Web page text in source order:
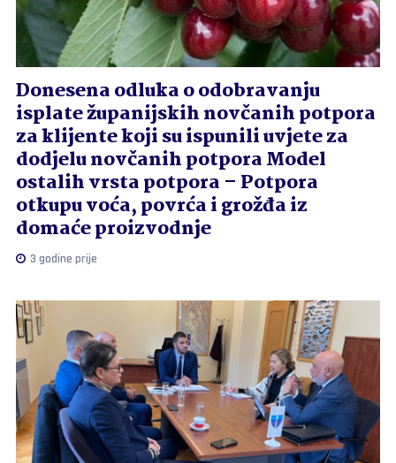
Donesena odluka o odobravanju
isplate županijskih novčanih potpora
za klijente koji su ispunili uvjete za
dodjelu novčanih potpora Model
ostalih vrsta potpora – Potpora
otkupu voća, povrća i grožđa iz
domaće proizvodnje
3 godine prije